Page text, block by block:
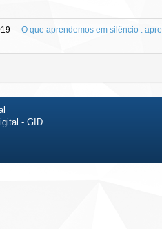
O que aprendemos em silêncio :
- GID